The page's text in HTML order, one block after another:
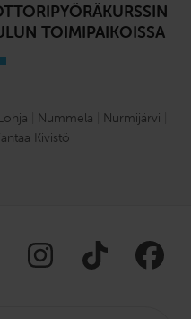
TOIMIPAIKOISSA
Nummela Nurmijärvi
Kivistö